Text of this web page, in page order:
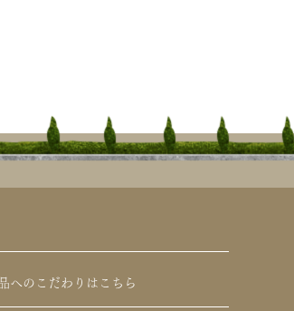
へのこだわりはこちら